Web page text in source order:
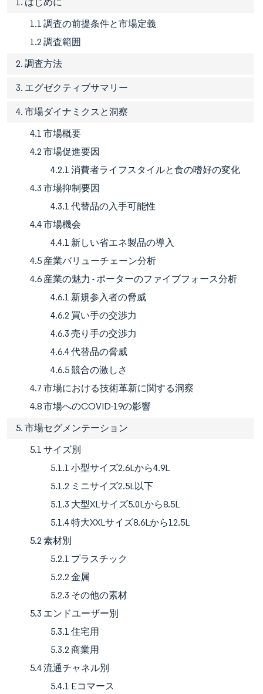
1.1 調査の前提条件と市場定義
1.2 調査範囲
2. 調査方法
3. エグゼクティブサマリー
4. 市場ダイナミクスと洞察
4.1 市場概要
4.2 市場促進要因
4.2.1 消費者ライフスタイルと食の嗜好の変化
4.3 市場抑制要因
4.3.1 代替品の入手可能性
4.4 市場機会
4.4.1 新しい省エネ製品の導入
4.5 産業バリューチェーン分析
4.6 産業の魅力 - ポーターのファイブフォース分析
4.6.1 新規参入者の脅威
4.6.2 買い手の交渉力
4.6.3 売り手の交渉力
4.6.4 代替品の脅威
4.6.5 競合の激しさ
4.7 市場における技術革新に関する洞察
4.8 市場へのCOVID-19の影響
5. 市場セグメンテーション
5.1 サイズ別
5.1.1 小型サイズ2.6Lから4.9L
5.1.2 ミニサイズ2.5L以下
5.1.3 大型XLサイズ5.0Lから8.5L
5.1.4 特大XXLサイズ8.6Lから12.5L
5.2 素材別
5.2.1 プラスチック
5.2.2 金属
5.2.3 その他の素材
5.3 エンドユーザー別
5.3.1 住宅用
5.3.2 商業用
5.4 流通チャネル別
5.4.1 Eコマース